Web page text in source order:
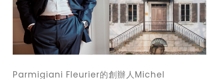
Parmigiani Fleurier的創辦人Michel